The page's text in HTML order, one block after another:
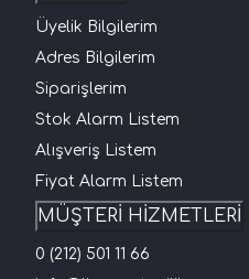
Üyelik Bilgilerim
Adres Bilgilerim
Siparişlerim
Stok Alarm Listem
Alışveriş Listem
Fiyat Alarm Listem
MÜŞTERİ HİZMETLERİ
0 (212) 501 11 66